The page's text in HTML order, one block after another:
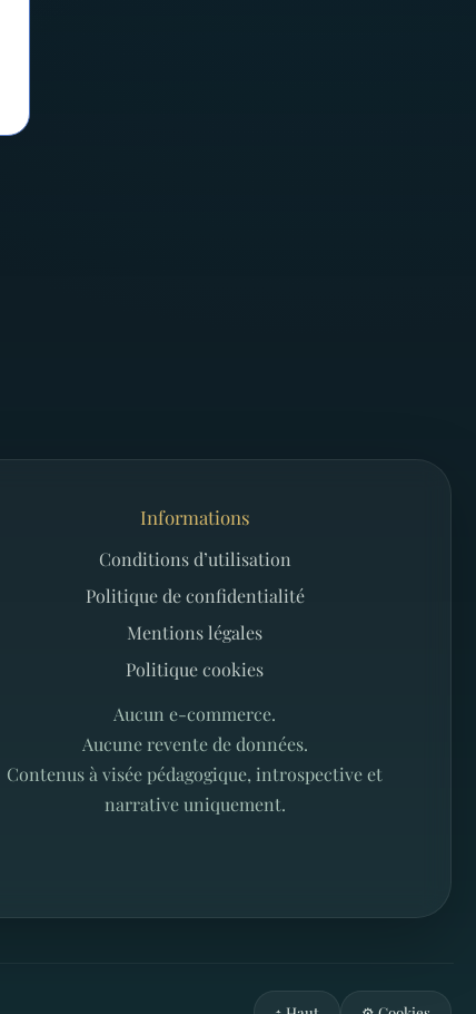
Informations
Conditions d’utilisation
Politique de confidentialité
Mentions légales
Politique cookies
Aucun e-commerce.
Aucune revente de données.
Contenus à visée pédagogique, introspective et
narrative uniquement.